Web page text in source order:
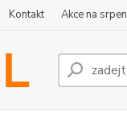
Kontakt Akce na srpen